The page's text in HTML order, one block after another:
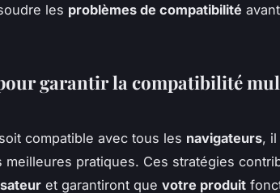
les problèmes de compatibilité
garantir la compatibilité
soit compatible avec tous les navigateurs,
pratiques. Ces stratégies
et garantiront que votre produit